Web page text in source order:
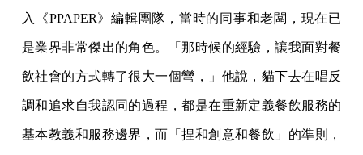
入《PPAPER》編輯團隊，當時的同事和老闆，現在已
是業界非常傑出的角色。「那時候的經驗，讓我面對餐
飲社會的方式轉了很大一個彎，」他說，貓下去在唱反
調和追求自我認同的過程，都是在重新定義餐飲服務的
基本教義和服務邊界，而「捏和創意和餐飲」的準則，